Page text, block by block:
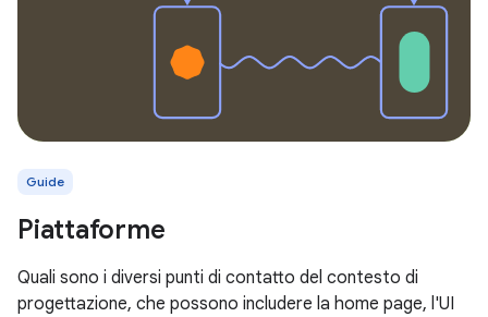
Guide
Piattaforme
Quali sono i diversi punti di contatto del contesto di
progettazione, che possono includere la home page, l'UI